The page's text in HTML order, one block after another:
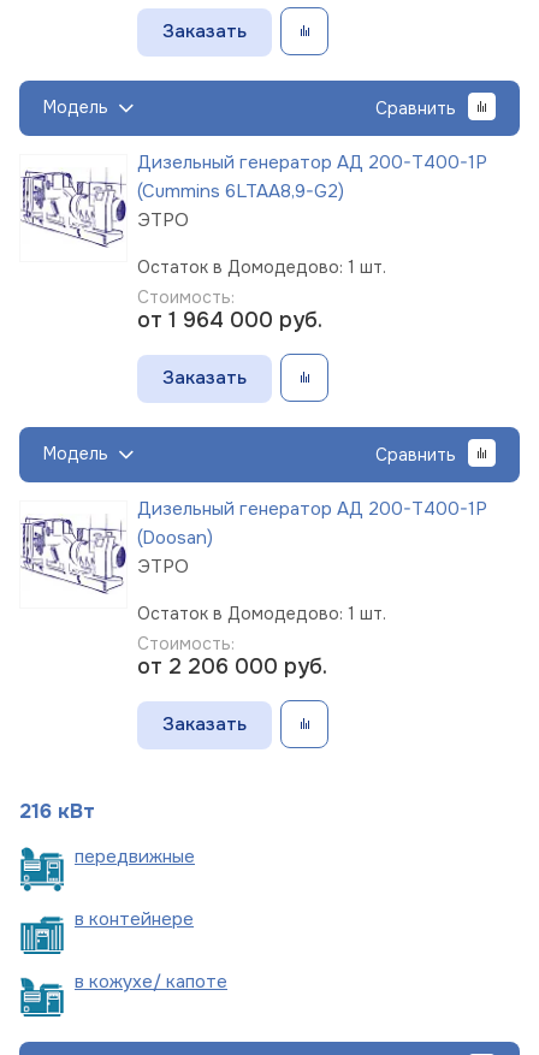
Заказать
Модель Сравнить
Дизельный генератор АД 200-Т400-1Р
(Cummins 6LTAA8,9-G2)
ЭТРО
Остаток в Домодедово: 1 шт.
Стоимость:
от 1 964 000 руб.
Заказать
Модель Сравнить
Дизельный генератор АД 200-Т400-1Р
(Doosan)
ЭТРО
Остаток в Домодедово: 1 шт.
Стоимость:
от 2 206 000 руб.
Заказать
216 кВт
передвижные
в контейнере
в кожухе/ капоте